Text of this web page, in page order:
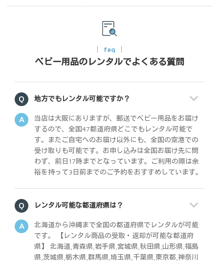
faq
ベビー用品のレンタルでよくある質問
地方でもレンタル可能ですか？
当店は大阪にありますが、郵送でベビー用品をお届け
するので、全国47都道府県どこでもレンタル可能で
す。またご自宅へのお届け以外にも、全国の空港での
受け取りも可能です。お申し込みは全国お届け先に問
わず、前日17時までとなっています。ご利用の際は余
裕を持って3日前までのご予約をおすすめしています。
レンタル可能な都道府県は？
北海道から沖縄まで全国の都道府県でレンタルが可能
です。 【レンタル商品の受取・返却が可能な都道府
県】 北海道,青森県,岩手県,宮城県,秋田県,山形県,福島
県,茨城県,栃木県,群馬県,埼玉県,千葉県,東京都,神奈川